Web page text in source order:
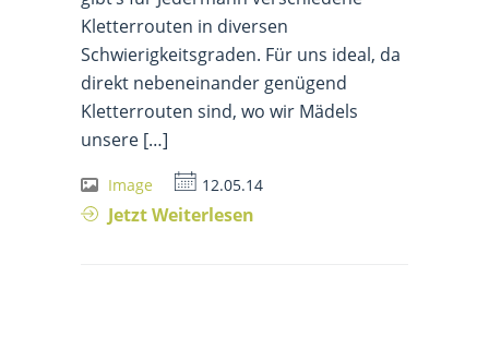
Kletterrouten in diversen
Schwierigkeitsgraden. Für uns ideal, da
direkt nebeneinander genügend
Kletterrouten sind, wo wir Mädels
unsere […]
Image 12.05.14
Jetzt Weiterlesen